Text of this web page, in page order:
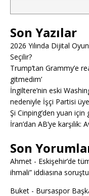
Son Yazılar
2026 Yılında Dijital
Seçilir?
Trump’tan Grammy’e
gitmedim’
İngiltere’nin eski
nedeniyle İşçi Partisi
Şi Cinping’den yuan
İran’dan AB’ye karşılık:
Son
Ahmet - Eskişehir’de
ihmali” iddiasına
Buket - Bursaspor